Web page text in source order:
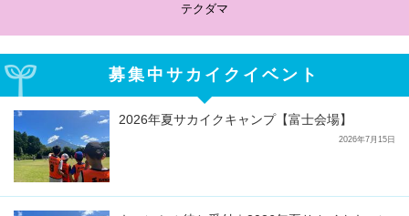
テクダマ
募集中サカイクイベント
2026年夏サカイクキャンプ【富士会場】
2026年7月15日